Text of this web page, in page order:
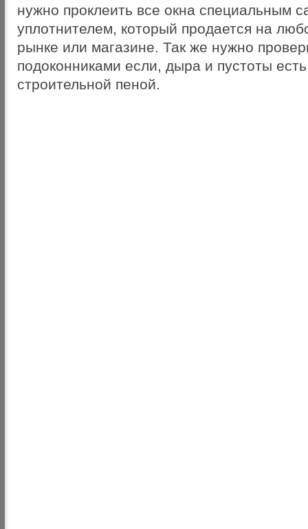
нужно проклеить все окна специальным
уплотнителем, который продается на
рынке или магазине. Так же нужно
подоконниками если, дыра и пустоты
строительной пеной.